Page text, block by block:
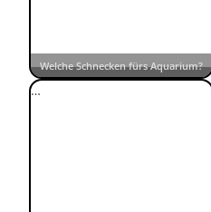
Welche Schnecken fürs Aquarium?
…